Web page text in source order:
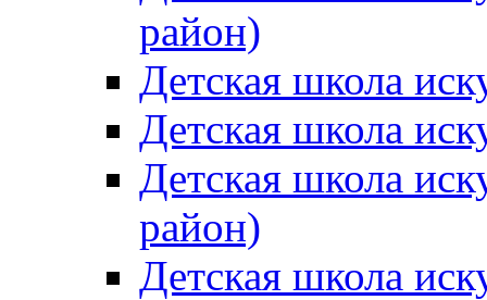
район)
Детская школа
Детская школа
Детская школа
район)
Детская школа